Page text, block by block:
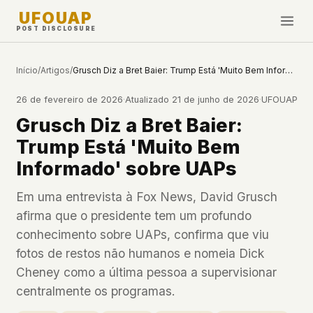
UFOUAP
POST DISCLOSURE
Topics & Tags
U.S. Govt Feed
NEWS
Esta Semana
Novidades
PEOPLE
WHAT WE DON'T USE
✕ Google Analytics
✕Facebook Pixel
✕ Cookies
✕Fingerprinting
✕Third-party scripts
Início/Artigos/ Grusch Diz a Bret Baier: Trump Está 'Muito Bem Informado' sobre UAPs
26 de fevereiro de 2026·Atualizado 21 de junho de 2026·UFOUAP
Grusch Diz a Bret Baier:
Trump Está 'Muito Bem
Informado' sobre UAPs
Em uma entrevista à Fox News, David Grusch
afirma que o presidente tem um profundo
conhecimento sobre UAPs, confirma que viu
fotos de restos não humanos e nomeia Dick
Cheney como a última pessoa a supervisionar
centralmente os programas.